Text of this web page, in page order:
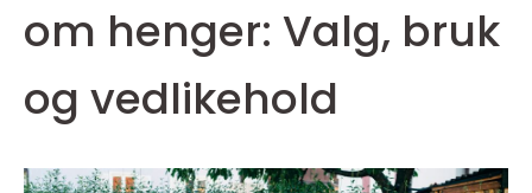
om henger: Valg, bruk
og vedlikehold